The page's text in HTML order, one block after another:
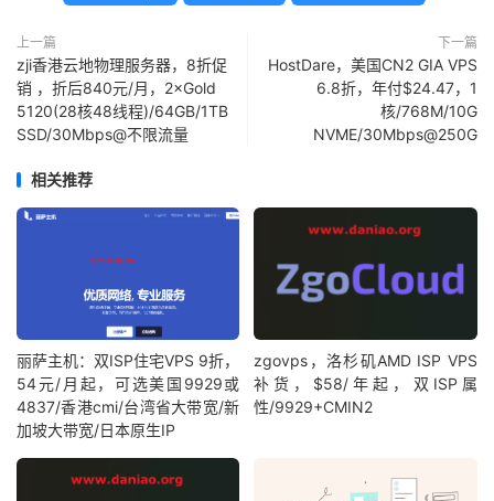
上一篇
zji香港云地物理服务器，8折促
销 ，折后840元/月，2×Gold
5120(28核48线程)/64GB/1TB
SSD/30Mbps@不限流量
下一篇
HostDare，美国CN2 GIA VPS
6.8折，年付$24.47，1
核/768M/10G
NVME/30Mbps@250G
相关推荐
丽萨主机：双ISP住宅VPS 9折，
54元/月起，可选美国9929或
4837/香港cmi/台湾省大带宽/新
加坡大带宽/日本原生IP
zgovps，洛杉矶AMD ISP VPS
补货，$58/年起，双ISP属
性/9929+CMIN2